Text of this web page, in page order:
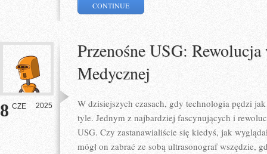
CONTINUE
8 CZE 2025
Przenośne USG:
Medycznej
W dzisiejszych czasach, gdy technologia pędzi
tyle. Jednym z najbardziej fascynujących i
USG. Czy zastanawialiście się kiedyś, jak
mógł on zabrać ze sobą ultrasonograf wszędzie,